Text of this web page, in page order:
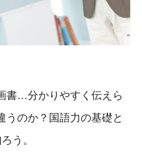
書…分かりやすく伝えら
うのか？国語力の基礎と
う。